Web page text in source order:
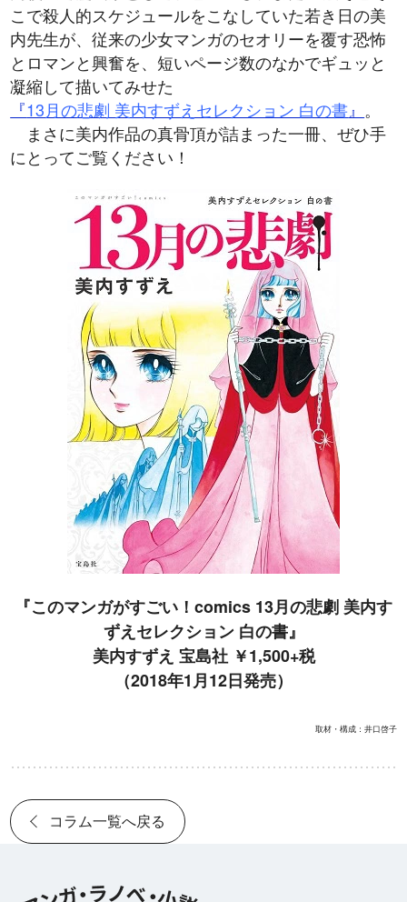
こで殺人的スケジュールをこなしていた若き日の美
内先生が、従来の少女マンガのセオリーを覆す恐怖
とロマンと興奮を、短いページ数のなかでギュッと
凝縮して描いてみせた
『13月の悲劇 美内すずえセレクション 白の書』 。
まさに美内作品の真骨頂が詰まった一冊、ぜひ手
にとってご覧ください！
『このマンガがすごい！comics 13月の悲劇 美内す
ずえセレクション 白の書』
美内すずえ 宝島社 ￥1,500+税
（2018年1月12日発売）
取材・構成：井口啓子
コラム一覧へ戻る